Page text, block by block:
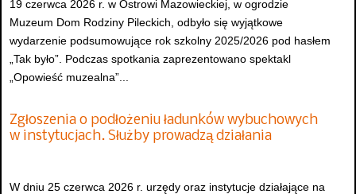
19 czerwca 2026 r. w Ostrowi Mazowieckiej, w ogrodzie
Muzeum Dom Rodziny Pileckich, odbyło się wyjątkowe
wydarzenie podsumowujące rok szkolny 2025/2026 pod hasłem
„Tak było”. Podczas spotkania zaprezentowano spektakl
„Opowieść muzealna”...
Zgłoszenia o podłożeniu ładunków wybuchowych
w instytucjach. Służby prowadzą działania
W dniu 25 czerwca 2026 r. urzędy oraz instytucje działające na